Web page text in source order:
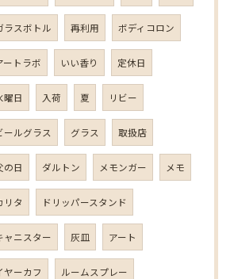
ラスボトル 再利用 ボディコロン
ートラボ いい香り 定休日
曜日 入荷 夏 リビー
ールグラス グラス 取扱店
の日 ダルトン メモンガー メモ
リタ ドリッパースタンド
ャニスター 灰皿 アート
ヤーカフ ルームスプレー